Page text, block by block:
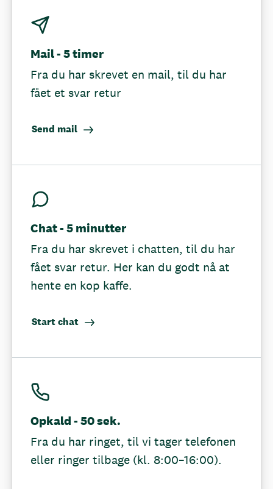
Mail - 5 timer
Fra du har skrevet en mail, til du har
fået et svar retur
Send mail
Chat - 5 minutter
Fra du har skrevet i chatten, til du har
fået svar retur. Her kan du godt nå at
hente en kop kaffe.
Start chat
Opkald - 50 sek.
Fra du har ringet, til vi tager telefonen
eller ringer tilbage (kl. 8:00–16:00).